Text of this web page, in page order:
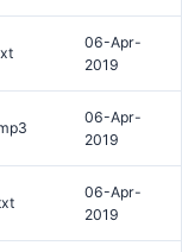
06-Apr-
2019
06-Apr-
2019
06-Apr-
2019